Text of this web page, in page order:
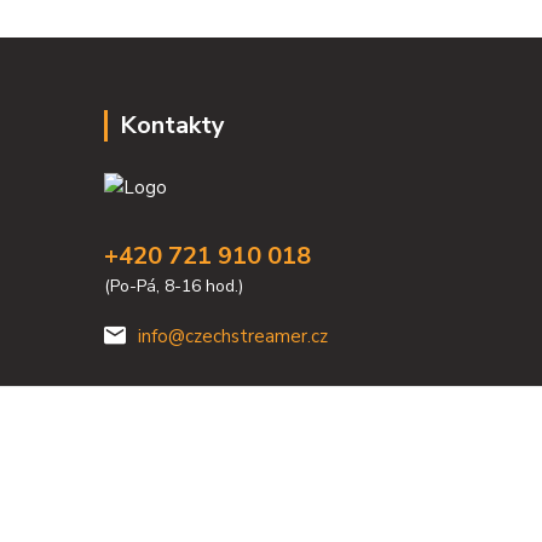
Kontakty
+420 721 910 018
(Po-Pá, 8-16 hod.)
info@czechstreamer.cz